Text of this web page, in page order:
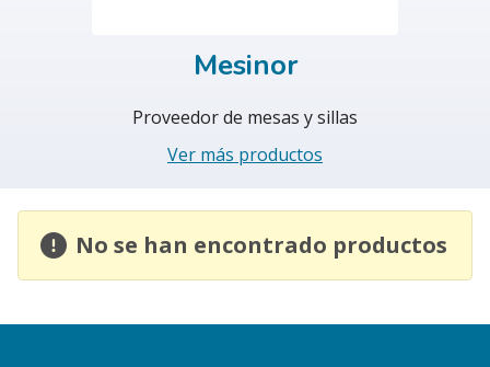
Mesinor
Proveedor de mesas y sillas
Ver más productos
No se han encontrado productos